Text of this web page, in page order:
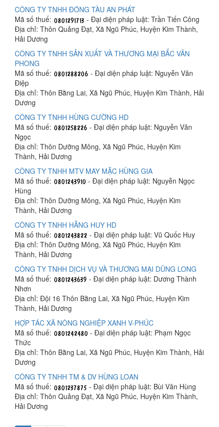
CÔNG TY TNHH ĐÓNG TÀU AN PHÁT
Mã số thuế:
- Đại diện pháp luật: Trần Tiến Công
Địa chỉ: Thôn Quảng Đạt, Xã Ngũ Phúc, Huyện Kim Thành,
Hải Dương
CÔNG TY TNHH SẢN XUẤT VÀ THƯƠNG MẠI BẮC VÂN
PHONG
Mã số thuế:
- Đại diện pháp luật: Nguyễn Văn
Điệp
Địa chỉ: Thôn Bằng Lai, Xã Ngũ Phúc, Huyện Kim Thành, Hải
Dương
CÔNG TY TNHH HÙNG CƯỜNG HD
Mã số thuế:
- Đại diện pháp luật: Nguyễn Văn
Ngọc
Địa chỉ: Thôn Dưỡng Mông, Xã Ngũ Phúc, Huyện Kim
Thành, Hải Dương
CÔNG TY TNHH MTV MAY MẶC HÙNG GIA
Mã số thuế:
- Đại diện pháp luật: Nguyễn Ngọc
Hùng
Địa chỉ: Thôn Dưỡng Mông, Xã Ngũ Phúc, Huyện Kim
Thành, Hải Dương
CÔNG TY TNHH HẰNG HUY HD
Mã số thuế:
- Đại diện pháp luật: Vũ Quốc Huy
Địa chỉ: Thôn Dưỡng Mông, Xã Ngũ Phúc, Huyện Kim
Thành, Hải Dương
CÔNG TY TNHH DỊCH VỤ VÀ THƯƠNG MẠI DŨNG LONG
Mã số thuế:
- Đại diện pháp luật: Dương Thành
Nhơn
Địa chỉ: Đội 16 Thôn Bằng Lai, Xã Ngũ Phúc, Huyện Kim
Thành, Hải Dương
HỢP TÁC XÃ NÔNG NGHIỆP XANH V-PHÚC
Mã số thuế:
- Đại diện pháp luật: Phạm Ngọc
Thức
Địa chỉ: Thôn Bằng Lai, Xã Ngũ Phúc, Huyện Kim Thành, Hải
Dương
CÔNG TY TNHH TM & DV HÙNG LOAN
Mã số thuế:
- Đại diện pháp luật: Bùi Văn Hùng
Địa chỉ: Thôn Quảng Đạt, Xã Ngũ Phúc, Huyện Kim Thành,
Hải Dương